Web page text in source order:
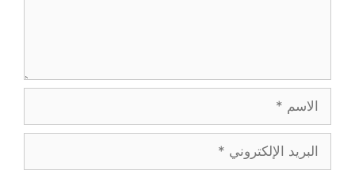
الاسم
البريد
الإلكتروني